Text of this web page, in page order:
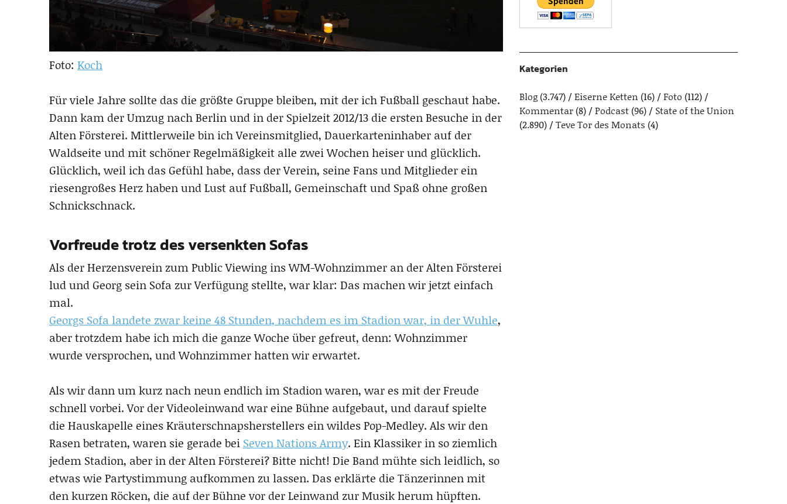
Foto: Koch
Für viele Jahre sollte das die größte Gruppe bleiben, mit der ich Fußball geschaut habe.
Dann kam der Umzug nach Berlin und in der Spielzeit 2012/13 die ersten Besuche in der
Alten Försterei. Mittlerweile bin ich Vereinsmitglied, Dauerkarteninhaber auf der
Waldseite und mit schöner Regelmäßigkeit alle zwei Wochen heiser und glücklich.
Glücklich, weil ich das Gefühl habe, dass der Verein, seine Fans und Mitglieder ein
riesengroßes Herz haben und Lust auf Fußball, Gemeinschaft und Spaß ohne großen
Schnickschnack.
Vorfreude trotz des versenkten Sofas
Als der Herzensverein zum Public Viewing ins WM-Wohnzimmer an der Alten Försterei
lud und Georg sein Sofa zur Verfügung stellte, war klar: Das machen wir jetzt einfach
mal.
Georgs Sofa landete zwar keine 48 Stunden, nachdem es im Stadion war, in der Wuhle,
aber trotzdem habe ich mich die ganze Woche über gefreut, denn: Wohnzimmer
wurde versprochen, und Wohnzimmer hatten wir erwartet.
Als wir dann um kurz nach neun endlich im Stadion waren, war es mit der Freude
schnell vorbei. Vor der Videoleinwand war eine Bühne aufgebaut, und darauf spielte
die Hauskapelle eines Kräuterschnapsherstellers ein wildes Pop-Medley. Als wir den
Rasen betraten, waren sie gerade bei Seven Nations Army. Ein Klassiker in so ziemlich
jedem Stadion, aber in der Alten Försterei? Bitte nicht! Die Band mühte sich leidlich, so
etwas wie Partystimmung aufkommen zu lassen. Das erklärte die Tänzerinnen mit
den kurzen Röcken, die auf der Bühne vor der Leinwand zur Musik herum hüpften.
Kategorien
Blog(3.747) Eiserne Ketten (16) Foto (112)
Kommentar(8) Podcast(96)
State of the Union
(2.890)
Teve Tor des Monats (4)